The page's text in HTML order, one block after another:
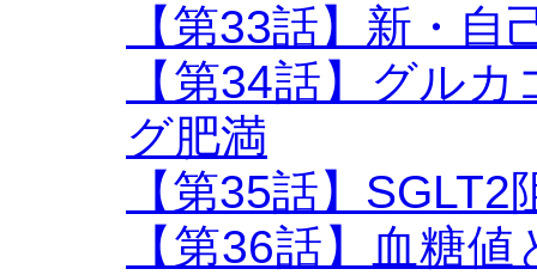
【第33話】新・自
【第34話】グル
グ肥満
【第35話】
【第36話】血糖